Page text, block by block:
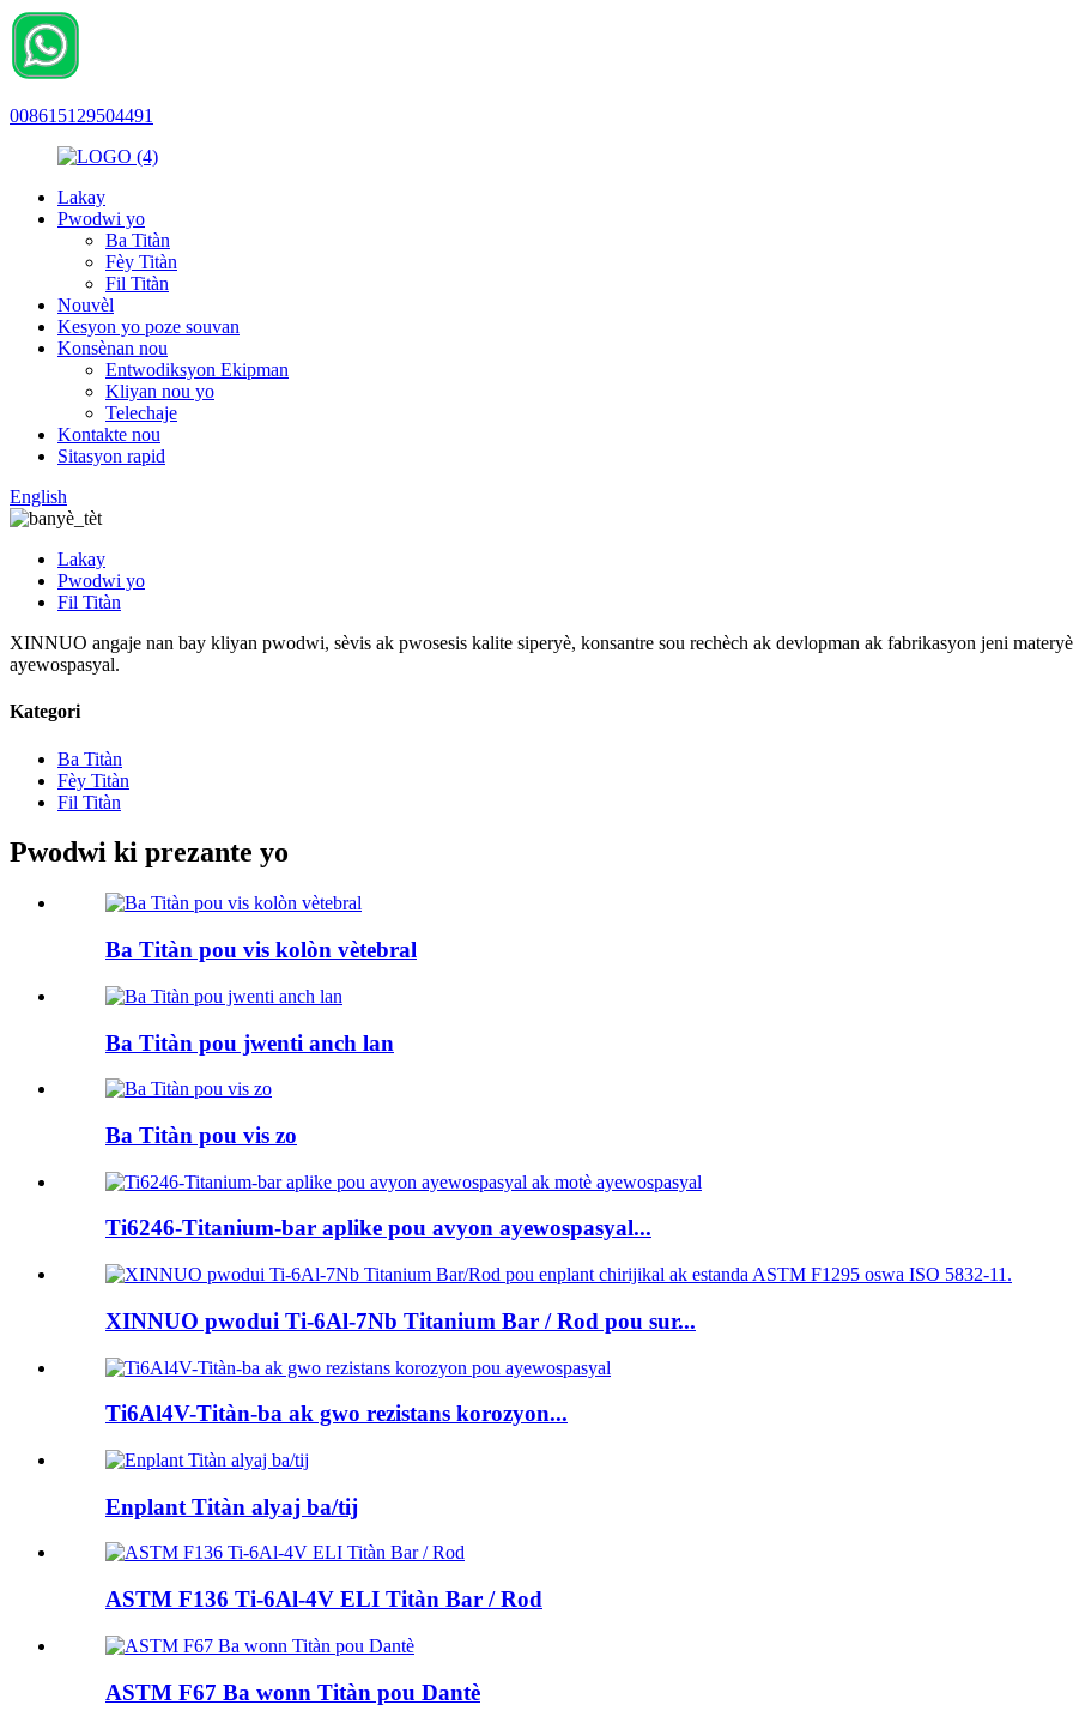
008615129504491
Lakay
Pwodwi yo
Ba Titàn
Fèy Titàn
Fil Titàn
Nouvèl
Kesyon yo poze souvan
Konsènan nou
Entwodiksyon Ekipman
Kliyan nou yo
Telechaje
Kontakte nou
Sitasyon rapid
English
Lakay
Pwodwi yo
Fil Titàn
XINNUO angaje nan bay kliyan pwodwi, sèvis ak pwosesis kalite siperyè, konsantre sou rechèch ak devlopman ak fabrikasyon jeni
ayewospasyal.
Kategori
Ba Titàn
Fèy Titàn
Fil Titàn
Pwodwi ki prezante yo
Ba Titàn pou vis kolòn vètebral
Ba Titàn pou jwenti anch lan
Ba Titàn pou vis zo
Ti6246-Titanium-bar aplike pou avyon ayewospasyal...
XINNUO pwodui Ti-6Al-7Nb Titanium Bar / Rod pou sur...
Ti6Al4V-Titàn-ba ak gwo rezistans korozyon...
Enplant Titàn alyaj ba/tij
ASTM F136 Ti-6Al-4V ELI Titàn Bar / Rod
ASTM F67 Ba wonn Titàn pou Dantè